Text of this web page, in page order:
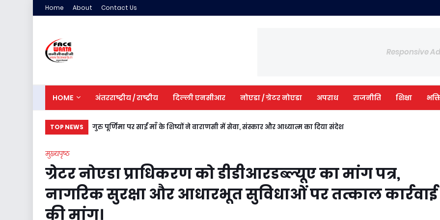
Home About Contact Us
Responsive
HOME अंतरराष्ट्रीय / राष्ट्रीय दिल्ली एनसीआर नोएडा / ग्रेटर नोएडा अपराध राजनीति शिक्षा
TOP NEWS गुरु पूर्णिमा पर साईं माँ के शिष्यों ने वाराणसी में सेवा, संस्कार और आध्यात्म का दिया संदेश
मुख्यपृष्ठ
ग्रेटर नोएडा प्राधिकरण को डीडीआरडब्ल्यूए का मांग पत्र,
नागरिक सुरक्षा और आधारभूत सुविधाओं पर तत्काल कार्रवाई
की मांग।